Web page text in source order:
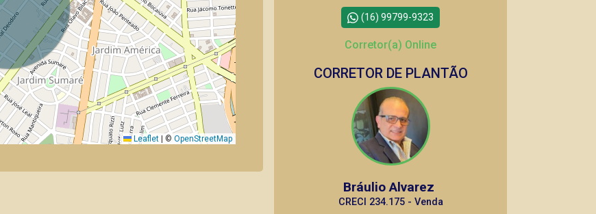
Leaflet © OpenStreetMap
(16) 99799-9323
Corretor(a) Online
CORRETOR DE PLANTÃO
Bráulio Alvarez
CRECI 234.175 - Venda